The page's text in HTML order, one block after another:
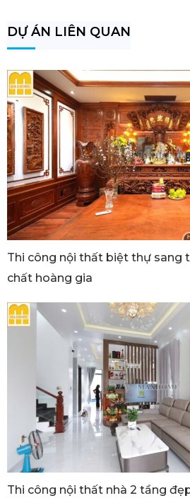
DỰ ÁN LIÊN QUAN
Thi công nội thất biệt thự sang
chất hoàng gia
Thi công nội thất nhà 2 tầng